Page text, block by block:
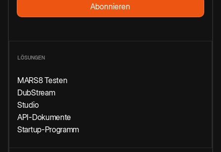
LÖSUNGEN
MARS8 Testen
DubStream
Studio
API-Dokumente
Startup-Programm